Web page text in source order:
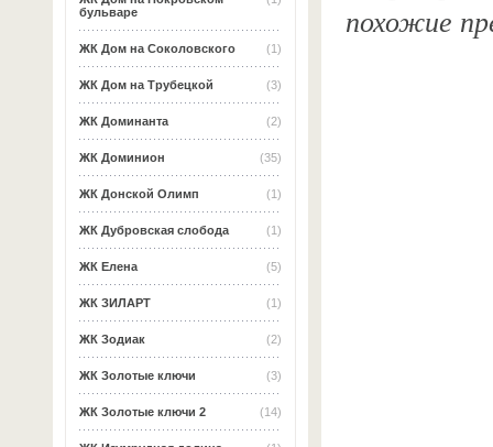
бульваре
(1)
ЖК Дом на Соколовского
(3)
ЖК Дом на Трубецкой
(2)
ЖК Доминанта
(35)
ЖК Доминион
(1)
ЖК Донской Олимп
(1)
ЖК Дубровская слобода
(5)
ЖК Елена
(1)
ЖК ЗИЛАРТ
(2)
ЖК Зодиак
(3)
ЖК Золотые ключи
(14)
ЖК Золотые ключи 2
похожие